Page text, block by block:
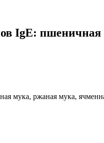
IgE:
мука, ржаная мука,